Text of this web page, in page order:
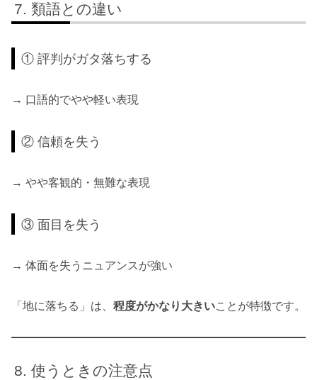
類語との違い
① 評判がガタ落ちする
→ 口語的でやや軽い表現
② 信頼を失う
→ やや客観的・無難な表現
③ 面目を失う
→ 体面を失うニュアンスが強い
「地に落ちる」は、 程度がかなり大きいことが特徴です。
使うときの注意点